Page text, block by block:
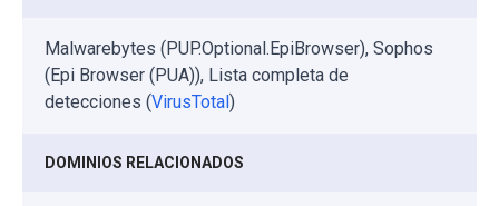
Malwarebytes (PUP.Optional.EpiBrowser), Sophos
(Epi Browser (PUA)), Lista completa de
detecciones (VirusTotal)
DOMINIOS RELACIONADOS